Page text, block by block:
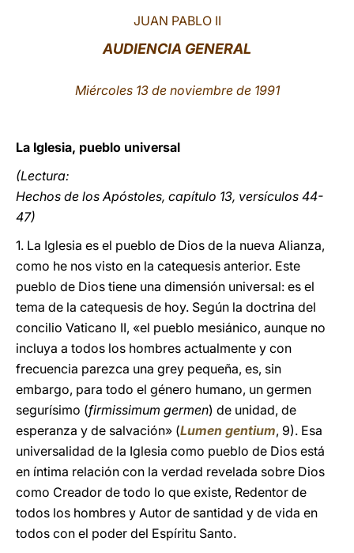
JUAN PABLO II
AUDIENCIA GENERAL
Miércoles 13 de noviembre de 1991
La Iglesia, pueblo universal
(Lectura:
Hechos de los Apóstoles, capítulo 13, versículos 44-
47)
1. La Iglesia es el pueblo de Dios de la nueva Alianza,
como he nos visto en la catequesis anterior. Este
pueblo de Dios tiene una dimensión universal: es el
tema de la catequesis de hoy. Según la doctrina del
concilio Vaticano II, «el pueblo mesiánico, aunque no
incluya a todos los hombres actualmente y con
frecuencia parezca una grey pequeña, es, sin
embargo, para todo el género humano, un germen
segurísimo (firmissimum germen) de unidad, de
esperanza y de salvación» (Lumen gentium, 9). Esa
universalidad de la Iglesia como pueblo de Dios está
en íntima relación con la verdad revelada sobre Dios
como Creador de todo lo que existe, Redentor de
todos los hombres y Autor de santidad y de vida en
todos con el poder del Espíritu Santo.